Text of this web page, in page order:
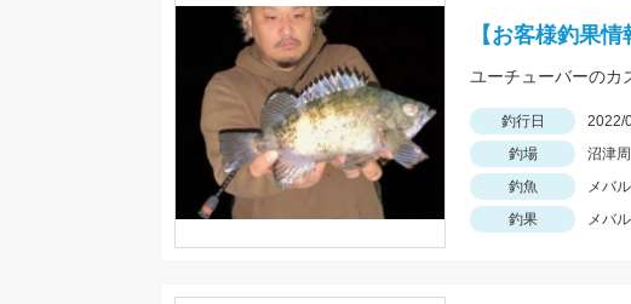
【お客様釣果
ユーチューバーのカ
釣行日 2022/
釣場
沼津
釣魚
メバル
釣果
メバ